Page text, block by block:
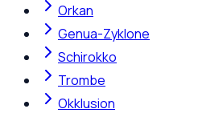
Orkan
Genua-Zyklone
Schirokko
Trombe
Okklusion